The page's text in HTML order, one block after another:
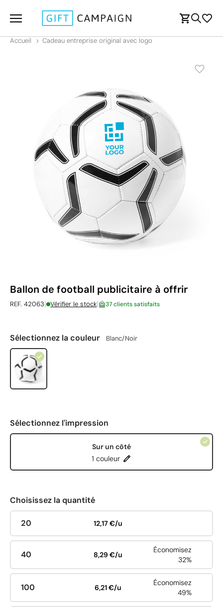
Accueil Cadeau entreprise original avec logo
Ballon de football publicitaire à offrir
REF. 42063| Vérifier le stock| 37 clients satisfaits
Sélectionnez la couleur Blanc/Noir
Sélectionnez l'impression
Sur un côté
1 couleur
Choisissez la quantité
20 12,17 €/u
40 8,29 €/u
Économisez
32%
100 6,21 €/u
Économisez
49%